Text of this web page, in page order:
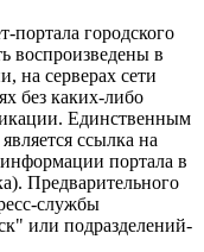
портала городского
воспроизведены в
на серверах сети
без каких-либо
Единственным
ссылка на
портала в
Предварительного
службы
или подразделений-